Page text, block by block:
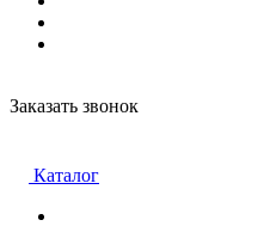
Заказать звонок
Каталог